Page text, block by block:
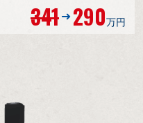
341 290万円